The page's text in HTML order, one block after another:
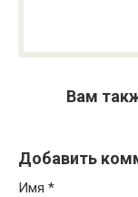
Вам
Добавить
Имя *